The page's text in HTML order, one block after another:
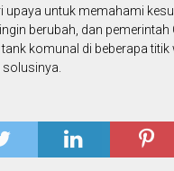
upaya untuk memahami
berubah, dan pemerintah
komunal di beberapa titik